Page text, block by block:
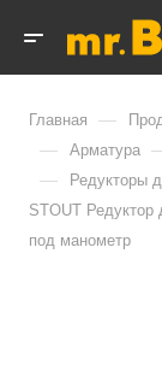
Главная —
— Арматура
— Редукторы
STOUT
под манометр